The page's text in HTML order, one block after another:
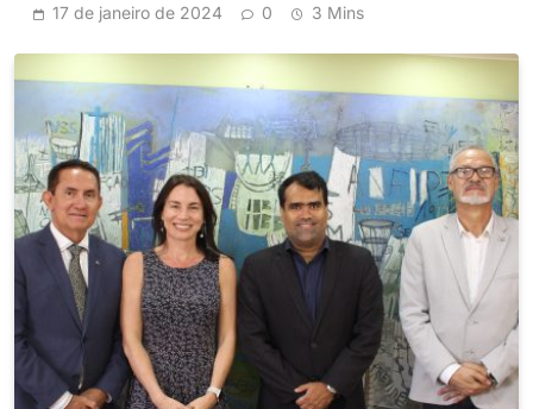
17 de janeiro de 2024 0 3 Mins